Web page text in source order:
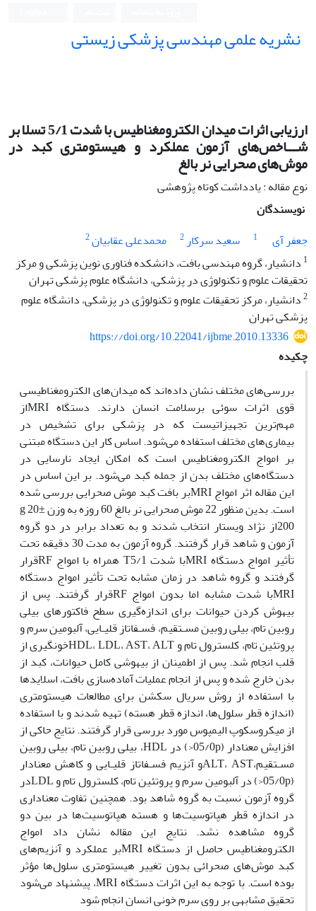
نشریه علمی مهندسی پزشکی زیستی
ارزیابی اثرات میدان الکترومغناطیس با شدت 5/1 تسلا بر
شـــاخص‌های آزمون عملکرد و هیستومتری کبد در
موش‌های صحرایی نر بالغ
نوع مقاله : یادداشت کوتاه پژوهشی
نویسندگان
جعفر آی
1 سعید سرکار2 محمدعلی عقابیان2
1 دانشیار، گروه مهندسی بافت، دانشکده فناوری نوین پزشکی و مرکز
تحقیقات علوم و تکنولوژی در پزشکی، دانشگاه علوم پزشکی تهران
2دانشیار، مرکز تحقیقات علوم و تکنولوژی در پزشکی، دانشگاه علوم
پزشکی تهران
https://doi.org/10.22041/ijbme.2010.13336
چکیده
بررسی‌های مختلف نشان داده‌اند که میدان‌های الکترومغناطیسی
قوی اثرات سوئی برسلامت انسان دارند. دستگاه MRIاز
مهم‌ترین تجهیزاتیست که در پزشکی برای تشخیص در
بیماری‌های مختلف استفاده می‌شود. اساس کار این دستگاه مبتنی
بر امواج الکترومغناطیس است که امکان ایجاد نارسایی در
دستگاه‌های مختلف بدن از جمله کبد می‌شود. بر این اساس در
این مقاله اثر امواج MRIبر بافت کبد موش صحرایی بررسی شده
است. بدین منظور 22 موش صحرایی نر بالغ 60 روزه به وزن g 20±
200از نژاد ویستار انتخاب شدند و به تعداد برابر در دو گروه
آزمون و شاهد قرار گرفتند. گروه آزمون به مدت 30 دقیقه تحت
تأثیر امواج دستگاه MRIبا شدت T5/1 همراه با امواج RFقرار
گرفتند و گروه شاهد در زمان مشابه تحت تأثیر امواج دستگاه
MRIبا شدت مشابه اما بدون امواج RFقرار گرفتند. پس از
بیهوش کردن حیوانات برای اندازه‌گیری سطح فاکتورهای بیلی
روبین تام، بیلی روبین مسـتقیم، فسـفاتاز قلیـایی، آلبومین سرم و
پروتئین تام، کلسترول تام و HDL، LDL، AST، ALTخونگیری از
قلب انجام شد. پس از اطمینان از بیهوشی کامل حیوانات، کبد از
بدن خارج شده و پس از انجام عملیات آماده‌سازی بافت‌، اسلایدها
با استفاده از روش سریال سکشن برای مطالعات هیستومتری
(اندازه قطر سلول‌ها، اندازه قطر هسته) تهیه شدند و با استفاده
از میکروسکوپ الیمپوس مورد بررسی قرار گرفتند. نتایج حاکی از
افزایش معنادار (05/0p<) در HDL، بیلی روبین تام، بیلی روبین
مسـتقیم،ALT، ASTو آنزیم فسـفاتاز قلیـایی و کاهش معنادار
(05/0p<) در آلبومین سرم و پروتئین تام، کلسترول تام و LDLدر
گروه آزمون نسبت به گروه شاهد بود. همچنین تفاوت معناداری
در اندازه قطر هپاتوسیت‌ها و هسته هپاتوسیت‌ها در بین دو
گروه مشاهده نشد. نتایج این مقاله نشان داد امواج
الکترومغناطیس حاصل از دستگاه MRIبر عملکرد و آنزیم‌های
کبد موش‌های صحرائی بدون تغییر هیستومتری سلول‌ها مؤثر
بوده است. با توجه به این اثرات دستگاه MRI، پیشنهاد می‌شود
تحقیق مشابهی بر روی سرم خونی انسان انجام شود